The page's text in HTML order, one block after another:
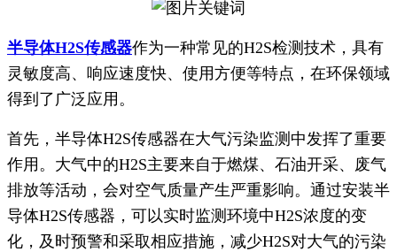
半导体H2S传感器作为一种常见的H2S检测技术，具有
灵敏度高、响应速度快、使用方便等特点，在环保领域
得到了广泛应用。
首先，半导体H2S传感器在大气污染监测中发挥了重要
作用。大气中的H2S主要来自于燃煤、石油开采、废气
排放等活动，会对空气质量产生严重影响。通过安装半
导体H2S传感器，可以实时监测环境中H2S浓度的变
化，及时预警和采取相应措施，减少H2S对大气的污染